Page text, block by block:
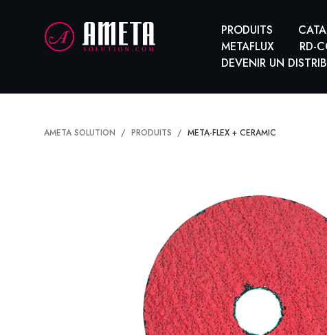
PRODUITS
METAFLUX
RD-
DEVENIR UN
AMETA SOLUTION PRODUITS META-FLEX + CERAMIC